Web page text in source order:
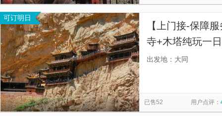
可订明日
【上门接-保障
寺+木塔纯玩一
资深导游真人讲
出发地：大同
已售52 用户点评：